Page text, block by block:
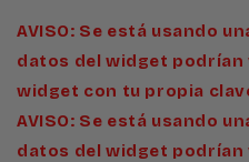
AVISO: Se está usando
datos del widget podrían
widget con tu propia
AVISO: Se está usando
datos del widget podrían